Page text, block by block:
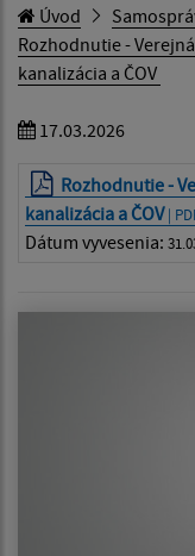
Úvod
Rozhodnutie -
kanalizácia a ČOV
17.03.2026
Rozhodnutie -
kanalizácia a ČOV|
Dátum vyvesenia: